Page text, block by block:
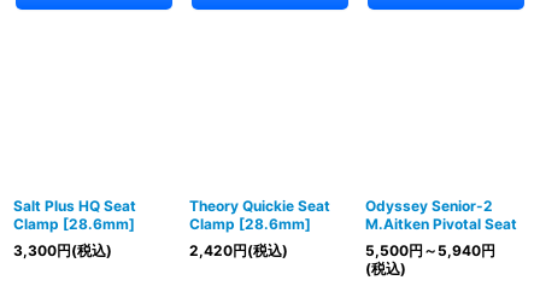
Salt Plus HQ Seat
Clamp [28.6mm]
3,300円(税込)
Theory Quickie Seat
Clamp [28.6mm]
2,420円(税込)
Odyssey Senior-2
M.Aitken Pivotal Seat
5,500円 ～5,940円
(税込)